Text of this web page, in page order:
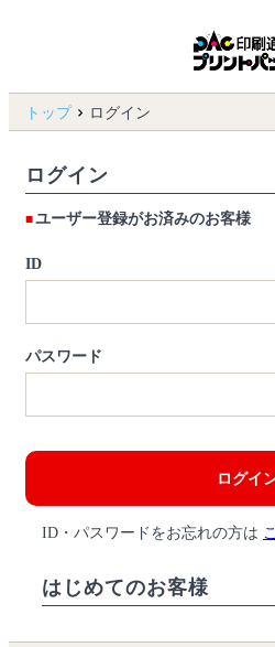
トップ ログイン
ログイン
ユーザー登録がお済みのお客様
ID
パスワード
ログイ
ID・パスワードをお忘れの方は
はじめてのお客様